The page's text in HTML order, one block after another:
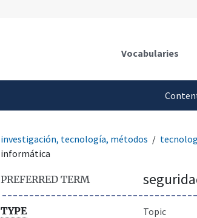
Vocabularies
investigación, tecnología, métodos
informática
PREFERRED TERM
TYPE
Topic